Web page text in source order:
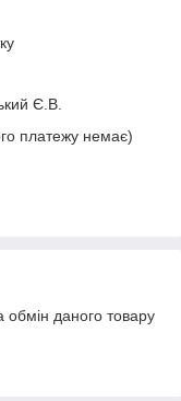
Є.В.
платежу немає)
даного товару